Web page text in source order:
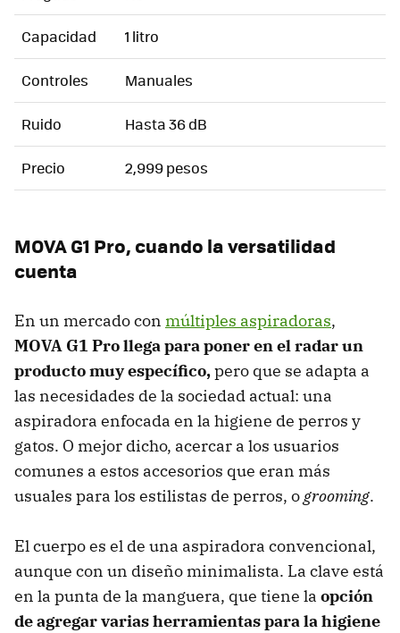
Capacidad 1 litro
Controles Manuales
Ruido Hasta 36 dB
Precio 2,999 pesos
MOVA G1 Pro, cuando la versatilidad
cuenta
En un mercado con múltiples aspiradoras,
MOVA G1 Pro llega para poner en el radar un
producto muy específico,pero que se adapta a
las necesidades de la sociedad actual: una
aspiradora enfocada en la higiene de perros y
gatos. O mejor dicho, acercar a los usuarios
comunes a estos accesorios que eran más
usuales para los estilistas de perros, ogrooming.
El cuerpo es el de una aspiradora convencional,
aunque con un diseño minimalista. La clave está
en la punta de la manguera, que tiene la opción
de agregar varias herramientas para la higiene